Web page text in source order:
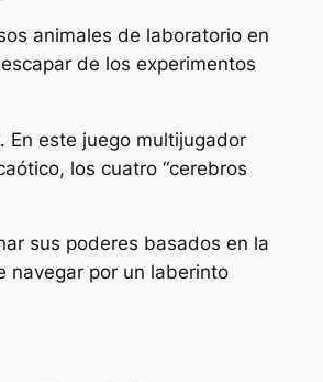
animales de laboratorio en
de los experimentos
En este juego multijugador
los cuatro “cerebros
sus poderes basados ​en la
navegar por un laberinto